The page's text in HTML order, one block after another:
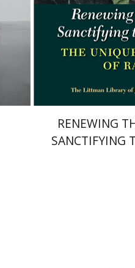
אתר ספר מודפס
$38
$34
RENEWING
SANCTIFYING